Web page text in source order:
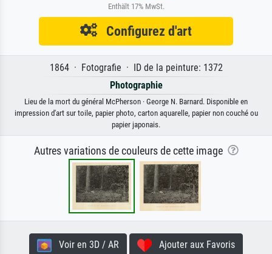
Enthält 17% MwSt.
Configurez d'art
1864 · Fotografie · ID de la peinture: 1372
Photographie
Lieu de la mort du général McPherson · George N. Barnard. Disponible en
impression d'art sur toile, papier photo, carton aquarelle, papier non couché ou
papier japonais.
Autres variations de couleurs de cette image
Voir en 3D / AR Ajouter aux Favoris